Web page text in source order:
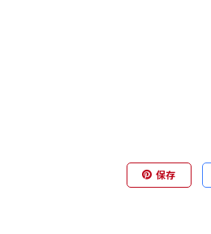
保存